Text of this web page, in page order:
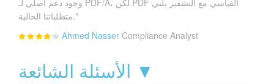
متطلباتنا الحالية."
Ahmed Nasser Compliance Analyst
الأسئلة الشائعة ▼